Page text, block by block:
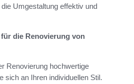
Umgestaltung effektiv und
die Renovierung von
Renovierung hochwertige
sich an Ihren individuellen Stil.